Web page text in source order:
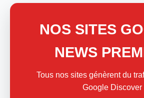
NOS SITES
NEWS
Tous nos sites génèrent du
Google Discover